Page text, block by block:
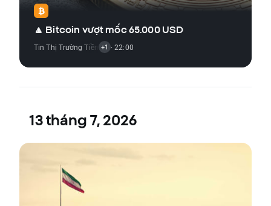
🔼 Bitcoin vượt mốc 65.000 USD
Tin Thị Trường Tiền Điện Tử
+1 · 22:00
13 tháng 7, 2026